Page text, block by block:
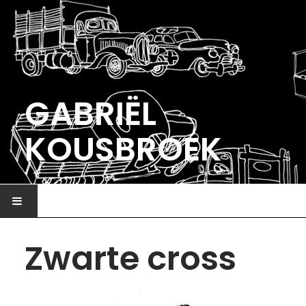
GABRIËL
KOUSBROEK
HOME
ILLUSTRATIE
Zwarte cross